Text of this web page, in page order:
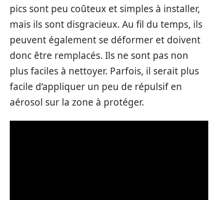
pics sont peu coûteux et simples à installer,
mais ils sont disgracieux. Au fil du temps, ils
peuvent également se déformer et doivent
donc être remplacés. Ils ne sont pas non
plus faciles à nettoyer. Parfois, il serait plus
facile d’appliquer un peu de répulsif en
aérosol sur la zone à protéger.